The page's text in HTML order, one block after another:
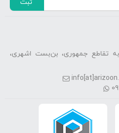
ثبت
به تقاطع جمهوری، بن‌بست اشهری،